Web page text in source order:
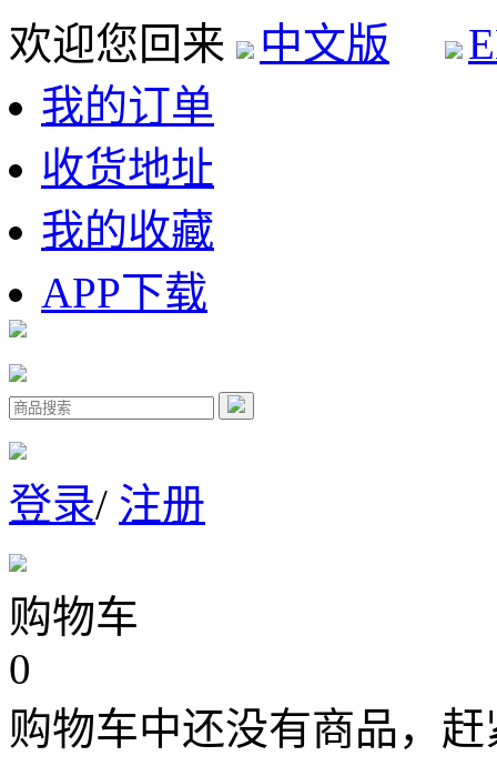
欢迎您回来 中文版
我的订单
收货地址
我的收藏
APP下载
登录/ 注册
购物车
0
购物车中还没有商品，